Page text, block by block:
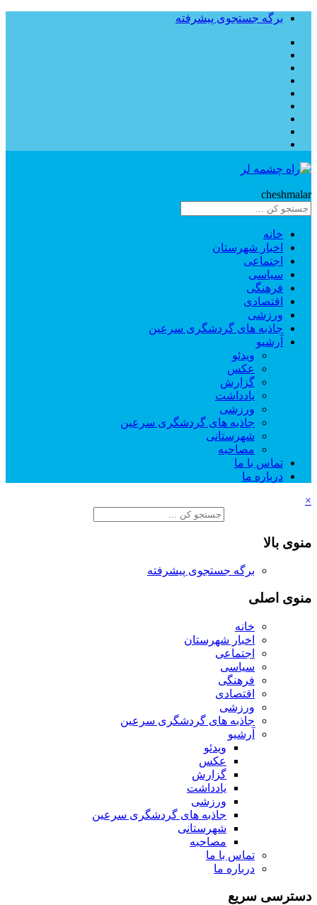
برگه جستجوی پیشرفته
cheshmalar
خانه
اخبار شهرستان
اجتماعی
سیاسی
فرهنگی
اقتصادی
ورزشی
جاذبه های گردشگری سرعین
آرشیو
ویدئو
عکس
گزارش
یادداشت
ورزشی
جاذبه های گردشگری سرعین
شهرستانی
مصاحبه
تماس با ما
درباره ما
×
منوی بالا
برگه جستجوی پیشرفته
منوی اصلی
خانه
اخبار شهرستان
اجتماعی
سیاسی
فرهنگی
اقتصادی
ورزشی
جاذبه های گردشگری سرعین
آرشیو
ویدئو
عکس
گزارش
یادداشت
ورزشی
جاذبه های گردشگری سرعین
شهرستانی
مصاحبه
تماس با ما
درباره ما
دسترسی سریع